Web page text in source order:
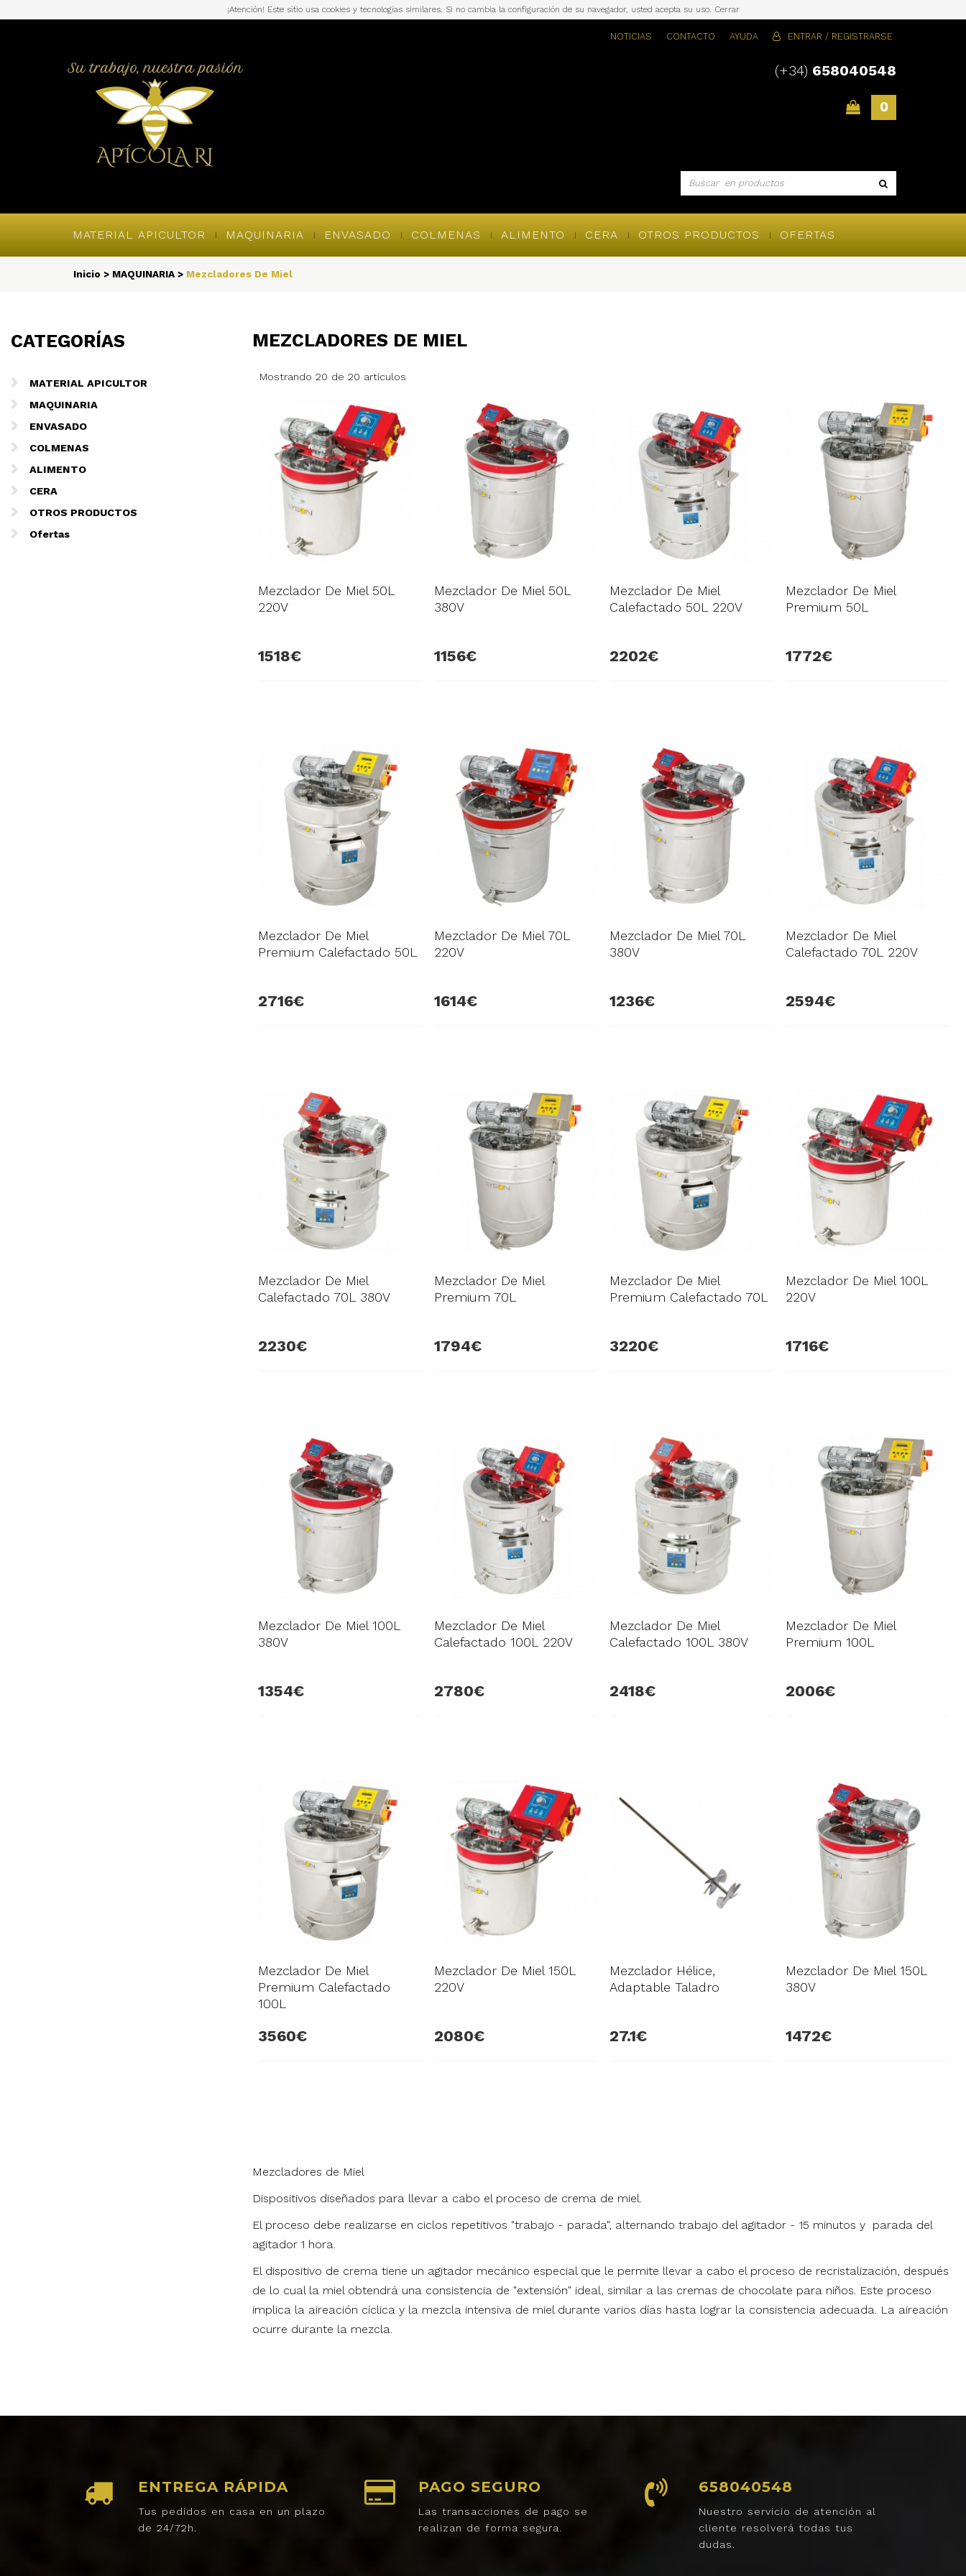
¡Atención! Este sitio usa cookies y tecnologías similares. Si no cambia la configuración de su navegador, usted acepta su uso. Cerrar
ENTRAR / REGISTRARSE
NOTICIAS CONTACTO AYUDA
(+34) 658040548
0
MATERIAL APICULTOR MAQUINARIA ENVASADO COLMENAS ALIMENTO CERA OTROS PRODUCTOS OFERTAS
Inicio > MAQUINARIA > Mezcladores De Miel
CATEGORÍAS
MATERIAL APICULTOR
MAQUINARIA
ENVASADO
COLMENAS
ALIMENTO
CERA
OTROS PRODUCTOS
Ofertas
MEZCLADORES DE MIEL
Mostrando 20 de 20 artículos
Mezclador De Miel 50L
220V
1518
Mezclador De Miel 50L
380V
1156
Mezclador De Miel
Calefactado 50L 220V
2202
Mezclador De Miel
Premium 50L
1772
Mezclador De Miel
Premium Calefactado 50L
2716
Mezclador De Miel 70L
220V
1614
Mezclador De Miel 70L
380V
1236
Mezclador De Miel
Calefactado 70L 220V
2594
Mezclador De Miel
Calefactado 70L 380V
2230
Mezclador De Miel
Premium 70L
1794
Mezclador De Miel
Premium Calefactado 70L
3220
Mezclador De Miel 100L
220V
1716
Mezclador De Miel 100L
380V
1354
Mezclador De Miel
Calefactado 100L 220V
2780
Mezclador De Miel
Calefactado 100L 380V
2418
Mezclador De Miel
Premium 100L
2006
Mezclador De Miel
Premium Calefactado
100L
3560
Mezclador De Miel 150L
220V
2080
Mezclador Hélice,
Adaptable Taladro
27.1
Mezclador De Miel 150L
380V
1472
Mezcladores de Miel
Dispositivos diseñados para llevar a cabo el proceso de crema de miel.
El proceso debe realizarse en ciclos repetitivos "trabajo - parada", alternando trabajo del agitador - 15 minutos y parada del
agitador 1 hora.
El dispositivo de crema tiene un agitador mecánico especial que le permite llevar a cabo el proceso de recristalización, después
de lo cual la miel obtendrá una consistencia de "extensión" ideal, similar a las cremas de chocolate para niños. Este proceso
implica la aireación cíclica y la mezcla intensiva de miel durante varios días hasta lograr la consistencia adecuada. La aireación
ocurre durante la mezcla.
ENTREGA RÁPIDA
Tus pedidos en casa en un plazo
de 24/72h.
PAGO SEGURO
Las transacciones de pago se
realizan de forma segura.
658040548
Nuestro servicio de atención al
cliente resolverá todas tus
dudas.